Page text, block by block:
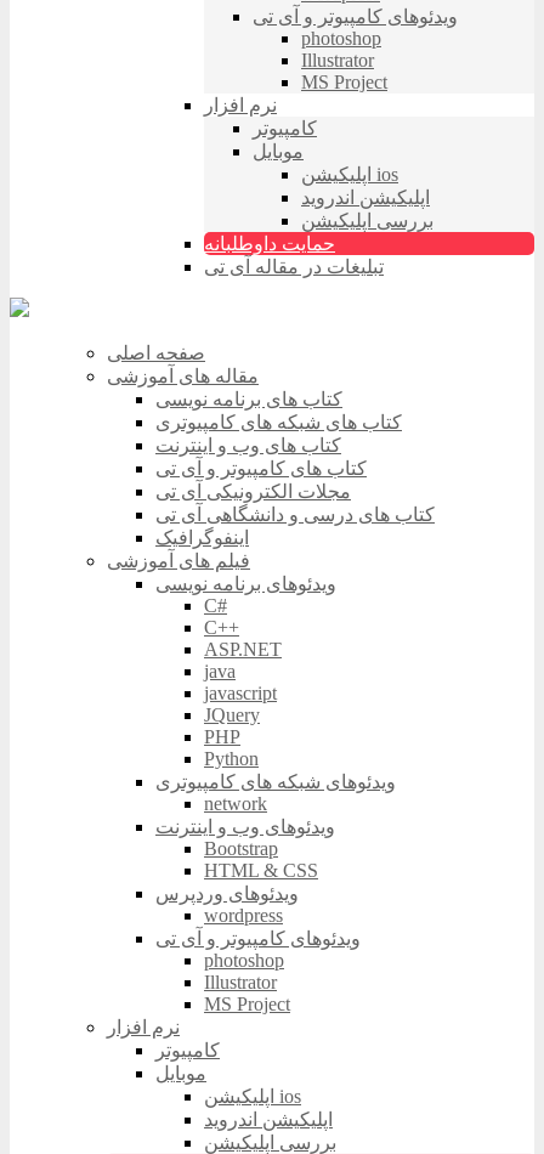
ویدئوهای کامپیوتر و آی تی
photoshop
Illustrator
MS Project
نرم افزار
کامپیوتر
موبایل
اپلیکیشن ios
اپلیکیشن اندروید
بررسی اپلیکیشن
حمایت داوطلبانه
تبلیغات در مقاله آی تی
صفحه اصلی
مقاله های آموزشی
کتاب های برنامه نویسی
کتاب های شبکه های کامپیوتری
کتاب های وب و اینترنت
کتاب های کامپیوتر و آی تی
مجلات الکترونیکی آی تی
کتاب های درسی و دانشگاهی آی تی
اینفوگرافیک
فیلم های آموزشی
ویدئوهای برنامه نویسی
C#
C++
ASP.NET
java
javascript
JQuery
PHP
Python
ویدئوهای شبکه های کامپیوتری
network
ویدئوهای وب و اینترنت
Bootstrap
HTML & CSS
ویدئوهای وردپرس
wordpress
ویدئوهای کامپیوتر و آی تی
photoshop
Illustrator
MS Project
نرم افزار
کامپیوتر
موبایل
اپلیکیشن ios
اپلیکیشن اندروید
بررسی اپلیکیشن